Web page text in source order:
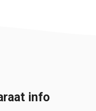
info